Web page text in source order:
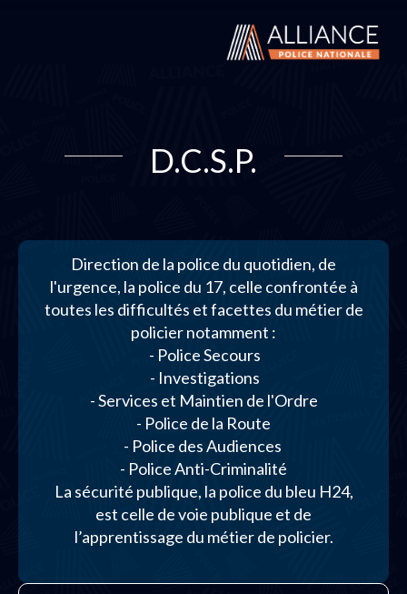
D.C.S.P.
Direction de la police du quotidien, de
l'urgence, la police du 17, celle confrontée à
toutes les difficultés et facettes du métier de
policier notamment :
- Police Secours
- Investigations
- Services et Maintien de l'Ordre
- Police de la Route
- Police des Audiences
- Police Anti-Criminalité
La sécurité publique, la police du bleu H24,
est celle de voie publique et de
l’apprentissage du métier de policier.